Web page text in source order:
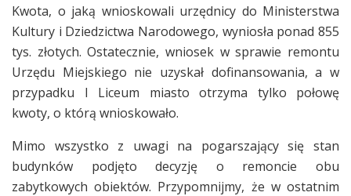
Kwota, o jaką wnioskowali urzędnicy do Ministerstwa
Kultury i Dziedzictwa Narodowego, wyniosła ponad 855
tys. złotych. Ostatecznie, wniosek w sprawie remontu
Urzędu Miejskiego nie uzyskał dofinansowania, a w
przypadku I Liceum miasto otrzyma tylko połowę
kwoty, o którą wnioskowało.
Mimo wszystko z uwagi na pogarszający się stan
budynków podjęto decyzję o remoncie obu
zabytkowych obiektów. Przypomnijmy, że w ostatnim